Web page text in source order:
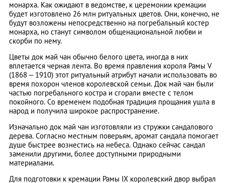
монарха. Как ожидают в ведомстве, к церемонии кремации
будет изготовлено 26 млн ритуальных цветов. Они, конечно, не
будут возложены непосредственно на погребальный костер
монарха, но станут символом общенациональной любви и
скорби по нему.
Цветы док май чан обычно белого цвета, иногда в них
вплетается черная лента. Во время правления короля Рамы V
(1868 – 1910) этот ритуальный атрибут начали использовать во
время похорон членов королевской семьи. Док май чан были
частью погребального костра и сгорали вместе с телом
покойного. Со временем подобная традиция прощания ушла в
народ и получила широкое распространение.
Изначально док май чан изготовляли из стружки сандалового
дерева. Согласно местным поверьям, аромат сандала помогает
душе быстрее вознестись на небеса. Однако сейчас сандал
заменили другими, более доступными природными
материалами.
Для подготовки к кремации Рамы IX королевский двор выбрал